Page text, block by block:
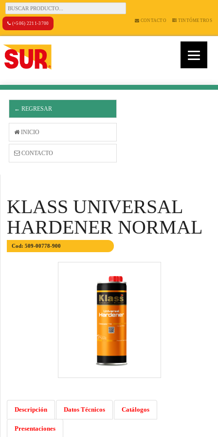
(+506) 2211-3700
CONTACTO TINTÓMETROS
← REGRESAR
INICIO
CONTACTO
KLASS UNIVERSAL
HARDENER NORMAL
Cod: 509-00778-900
Descripción Datos Técnicos Catálogos
Presentaciones